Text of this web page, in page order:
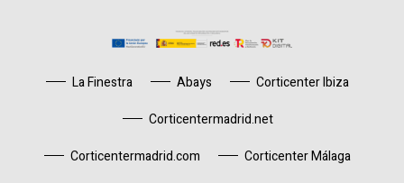
La Finestra Abays
Corticenter Ibiza
Corticentermadrid.net
Corticentermadrid.com
Corticenter Málaga